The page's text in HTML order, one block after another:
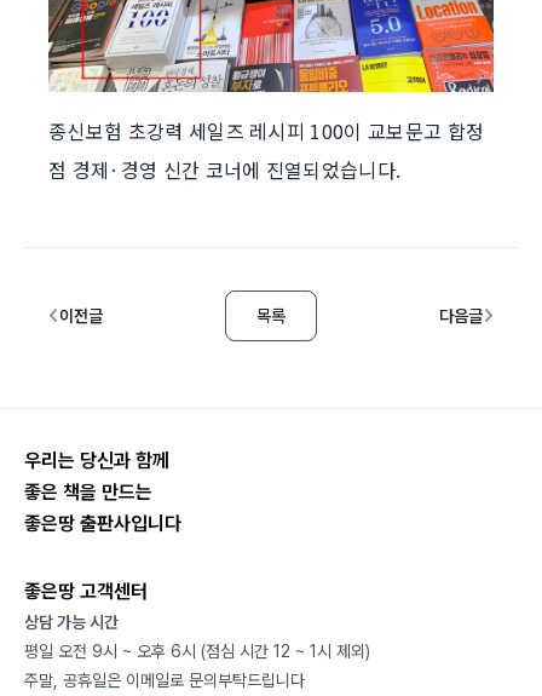
종신보험 초강력 세일즈 레시피 100이 교보문고 합정
점 경제·경영 신간 코너에 진열되었습니다.
이전글 목록 다음글
우리는 당신과 함께
좋은 책을 만드는
좋은땅 출판사입니다
좋은땅 고객센터
상담 가능 시간
평일 오전 9시 ~ 오후 6시 (점심 시간 12 ~ 1시 제외)
주말, 공휴일은 이메일로 문의부탁드립니다